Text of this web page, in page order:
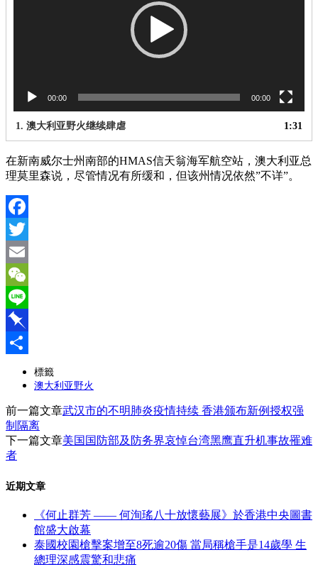
00:00 00:00
1. 澳大利亚野火继续肆虐 1:31
在新南威尔士州南部的HMAS信天翁海军航空站，澳大利亚总
理莫里森说，尽管情况有所缓和，但该州情况依然”不详”。
Facebook
Twitter
Email
WeChat
Line
Pinboard
標籤
澳大利亚野火
前一篇文章武汉市的不明肺炎疫情持续 香港颁布新例授权强
制隔离
下一篇文章美国国防部及防务界哀悼台湾黑鹰直升机事故罹难
者
近期文章
《何止群芳 —— 何洵瑤八十放懷藝展》於香港中央圖書
館盛大啟幕
泰國校園槍擊案增至8死逾20傷 當局稱槍手是14歲學 生
總理深感震驚和悲痛